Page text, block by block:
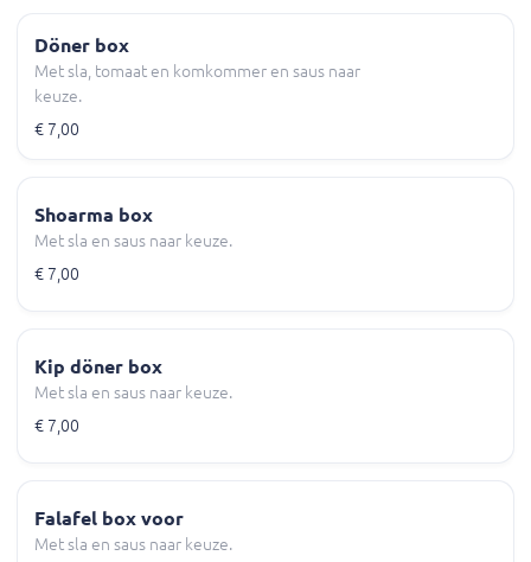
Döner box
Met sla, tomaat en komkommer en saus naar
keuze.
€ 7,00
Shoarma box
Met sla en saus naar keuze.
€ 7,00
Kip döner box
Met sla en saus naar keuze.
€ 7,00
Falafel box voor
Met sla en saus naar keuze.